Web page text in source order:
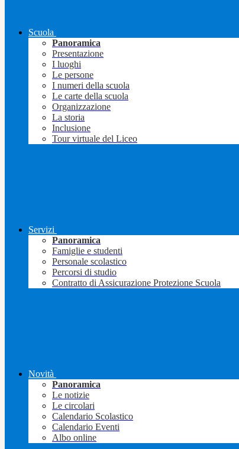
Scuola
Panoramica
Presentazione
I luoghi
Le persone
I numeri della scuola
Le carte della scuola
Organizzazione
La storia
Inclusione
Tour virtuale del Liceo
Servizi
Panoramica
Famiglie e studenti
Personale scolastico
Percorsi di studio
Contratto di Assicurazione Protezione Scuola
Novità
Panoramica
Le notizie
Le circolari
Calendario Scolastico
Calendario Eventi
Albo online